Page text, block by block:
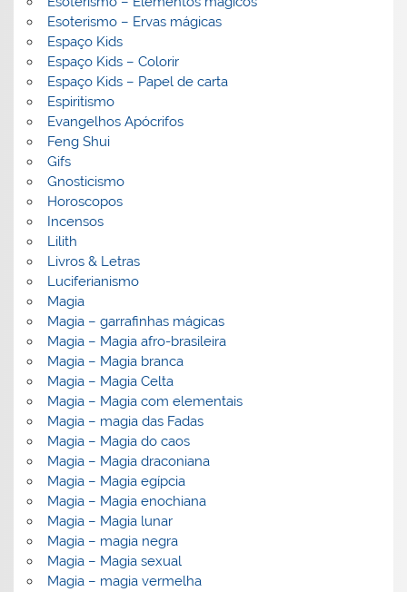
Esoterismo – Ervas mágicas
Espaço Kids
Espaço Kids – Colorir
Espaço Kids – Papel de carta
Espiritismo
Evangelhos Apócrifos
Feng Shui
Gifs
Gnosticismo
Horoscopos
Incensos
Lilith
Livros & Letras
Luciferianismo
Magia
Magia – garrafinhas mágicas
Magia – Magia afro-brasileira
Magia – Magia branca
Magia – Magia Celta
Magia – Magia com elementais
Magia – magia das Fadas
Magia – Magia do caos
Magia – Magia draconiana
Magia – Magia egípcia
Magia – Magia enochiana
Magia – Magia lunar
Magia – magia negra
Magia – Magia sexual
Magia – magia vermelha